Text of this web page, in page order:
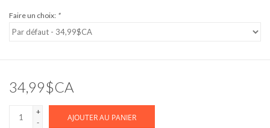
Faire un choix: *
34,99$CA
+
-
AJOUTER AU PANIER